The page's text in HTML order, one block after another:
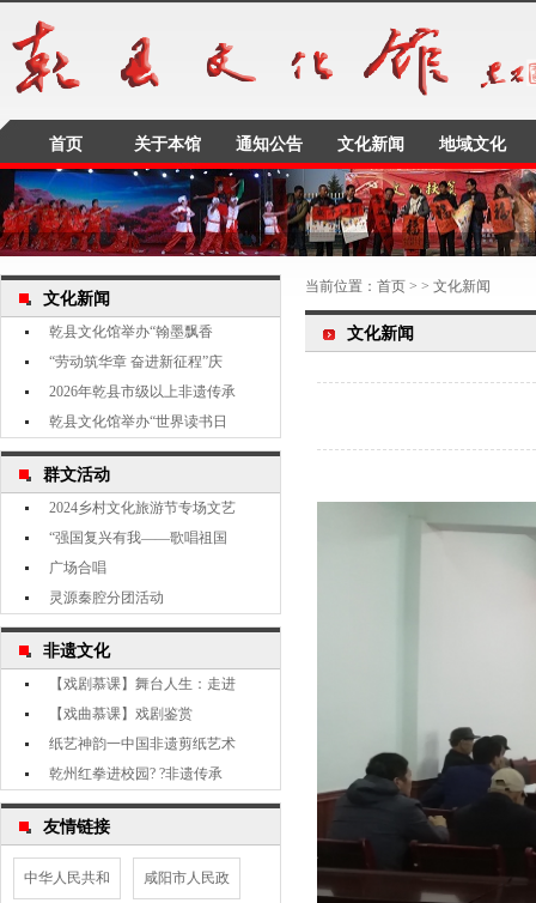
首页 关于本馆 通知公告 文化新闻 地域文化
文化新闻
乾县文化馆举办“翰墨飘香
“劳动筑华章 奋进新征程”庆
2026年乾县市级以上非遗传承
乾县文化馆举办“世界读书日
群文活动
2024乡村文化旅游节专场文艺
“强国复兴有我——歌唱祖国
广场合唱
灵源秦腔分团活动
非遗文化
【戏剧慕课】舞台人生：走进
【戏曲慕课】戏剧鉴赏
纸艺神韵一中国非遗剪纸艺术
乾州红拳进校园? ?非遗传承
友情链接
中华人民共和 咸阳市人民政
当前位置： 首页 > > 文化新闻
文化新闻